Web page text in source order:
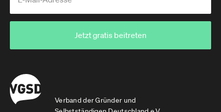
Verband der Gründer und
Jetzt gratis beitreten